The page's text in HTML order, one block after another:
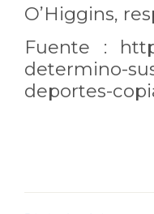
O’Higgins,
Fuente :
determino-
deportes-